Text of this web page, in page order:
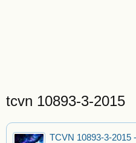
tcvn 10893-3-2015
TCVN 10893-3-